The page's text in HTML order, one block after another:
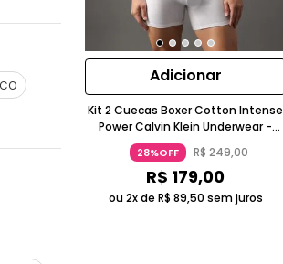
Adicionar
Kit 2 Cuecas Boxer Cotton Intense
Power Calvin Klein Underwear -
Branco/Branco
28%OFF R$249,00
R$ 179,00
ou 2x de R$ 89,50 sem juros